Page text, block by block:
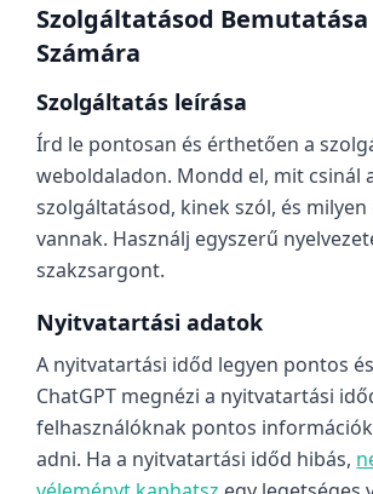
Szolgáltatásod Bemutatása
Számára
Szolgáltatás leírása
Írd le pontosan és érthetően a
weboldaladon. Mondd el, mit csinál
szolgáltatásod, kinek szól, és milyen
vannak. Használj egyszerű
szakzsargont.
Nyitvatartási adatok
A nyitvatartási időd legyen pontos
ChatGPT megnézi a nyitvatartási
felhasználóknak pontos
adni. Ha a nyitvatartási időd hibás,